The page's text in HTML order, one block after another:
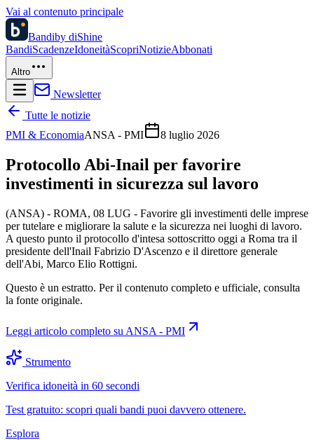
Vai al contenuto principale
Bandiby diShine
BandiScadenzeIdoneitàScopriNotizieAbbonati
Altro
Newsletter
Tutte le notizie
PMI & EconomiaANSA - PMI 8 luglio 2026
Protocollo Abi-Inail per favorire
investimenti in sicurezza sul lavoro
(ANSA) - ROMA, 08 LUG - Favorire gli investimenti delle imprese
per tutelare e migliorare la salute e la sicurezza nei luoghi di lavoro.
A questo punto il protocollo d'intesa sottoscritto oggi a Roma tra il
presidente dell'Inail Fabrizio D'Ascenzo e il direttore generale
dell'Abi, Marco Elio Rottigni.
Questo è un estratto. Per il contenuto completo e ufficiale, consulta
la fonte originale.
Leggi articolo completo su ANSA - PMI
Strumento
Verifica idoneità in 60 secondi
Test gratuito: scopri quali bandi puoi davvero ottenere.
Esplora